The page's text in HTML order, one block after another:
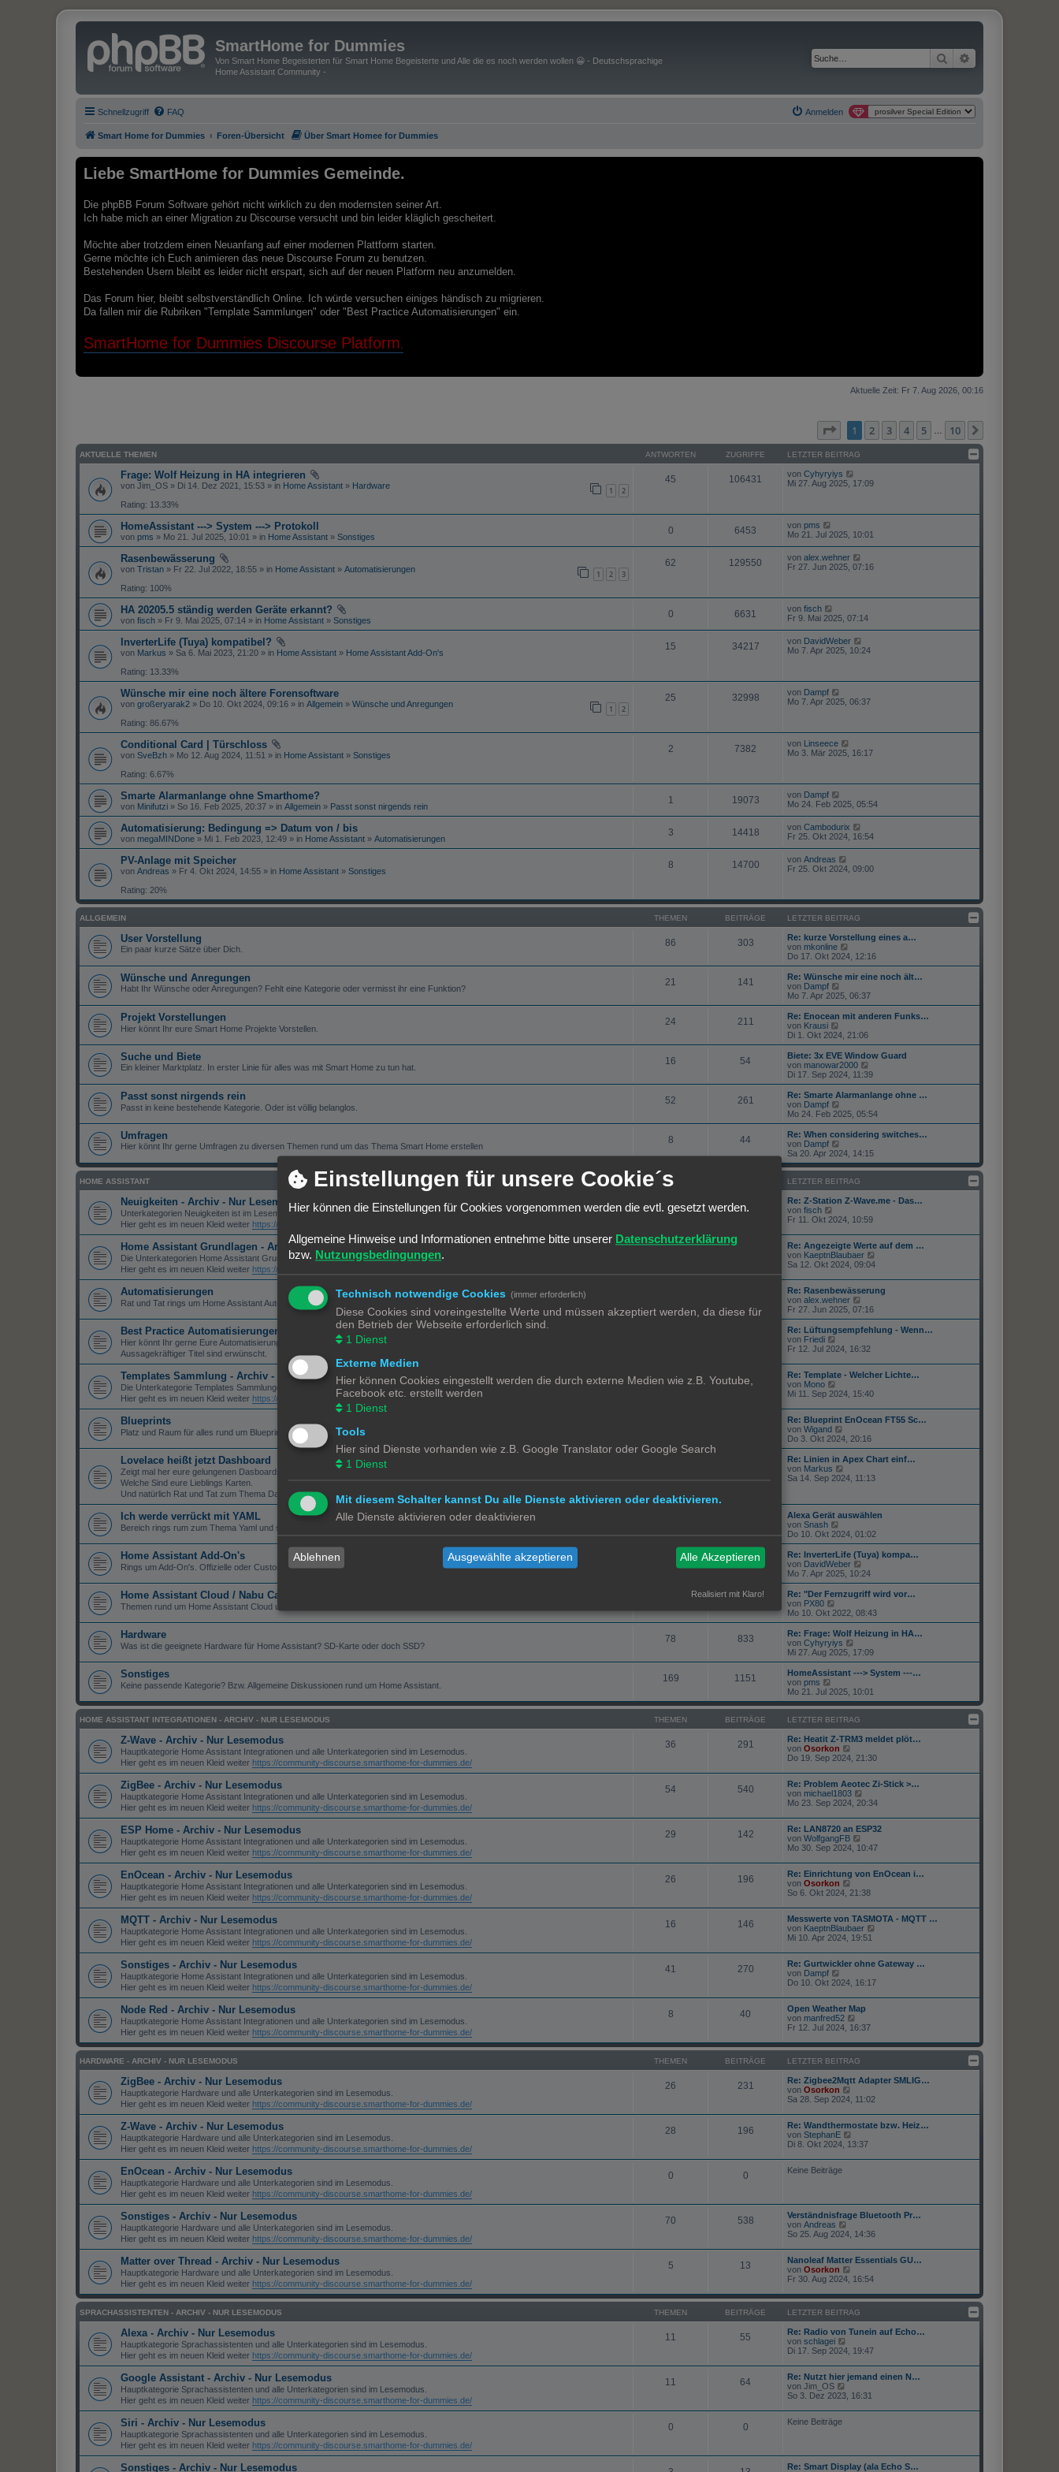
SmartHome for Dummies
Von Smart Home Begeisterten für Smart Home Begeisterte und Alle die es noch werden wollen 😀 - Deutschsprachige
Home Assistant Community -
Suche
Schnellzugriff FAQ Anmelden
Smart Home for Dummies Foren-Übersicht Über Smart Homee for Dummies
Liebe SmartHome for Dummies Gemeinde.
Die phpBB Forum Software gehört nicht wirklich zu den modernsten seiner Art.
Ich habe mich an einer Migration zu Discourse versucht und bin leider kläglich gescheitert.
Möchte aber trotzdem einen Neuanfang auf einer modernen Plattform starten.
Gerne möchte ich Euch animieren das neue Discourse Forum zu benutzen.
Bestehenden Usern bleibt es leider nicht erspart, sich auf der neuen Platform neu anzumelden.
Das Forum hier, bleibt selbstverständlich Online. Ich würde versuchen einiges händisch zu migrieren.
Da fallen mir die Rubriken "Template Sammlungen" oder "Best Practice Automatisierungen" ein.
SmartHome for Dummies Discourse Platform.
Aktuelle Zeit: Fr 7. Aug 2026, 00:16
Seite von10
1 2 3 4 5 10
AKTUELLE THEMEN ANTWORTEN ZUGRIFFE LETZTER BEITRAG
Frage: Wolf Heizung in HA integrieren
1 2
von Jim_OS » Di 14. Dez 2021, 15:53 » in Home Assistant » Hardware
Rating: 13.33%
45 106431 von Cyhyryiys
Mi 27. Aug 2025, 17:09
HomeAssistant ---> System ---> Protokoll
von pms » Mo 21. Jul 2025, 10:01 » in Home Assistant » Sonstiges
0 6453 von pms
Mo 21. Jul 2025, 10:01
Rasenbewässerung
1 2 3
von Tristan » Fr 22. Jul 2022, 18:55 » in Home Assistant » Automatisierungen
Rating: 100%
62 129550 von alex.wehner
Fr 27. Jun 2025, 07:16
HA 20205.5 ständig werden Geräte erkannt?
von fisch » Fr 9. Mai 2025, 07:14 » in Home Assistant » Sonstiges
0 6631 von fisch
Fr 9. Mai 2025, 07:14
InverterLife (Tuya) kompatibel?
von Markus » Sa 6. Mai 2023, 21:20 » in Home Assistant » Home Assistant Add-On's
Rating: 13.33%
15 34217 von DavidWeber
Mo 7. Apr 2025, 10:24
Wünsche mir eine noch ältere Forensoftware
1 2
von großeryarak2 » Do 10. Okt 2024, 09:16 » in Allgemein » Wünsche und Anregungen
Rating: 86.67%
25 32998 von Dampf
Mo 7. Apr 2025, 06:37
Conditional Card | Türschloss
von SveBzh » Mo 12. Aug 2024, 11:51 » in Home Assistant » Sonstiges
Rating: 6.67%
2 7382 von
Linseece
Mo 3. Mär 2025, 16:17
Smarte Alarmanlange ohne Smarthome?
von Minifutzi » So 16. Feb 2025, 20:37 » in Allgemein » Passt sonst nirgends rein
1 19073 von Dampf
Mo 24. Feb 2025, 05:54
Automatisierung: Bedingung => Datum von / bis
von megaMINDone » Mi 1. Feb 2023, 12:49 » in Home Assistant » Automatisierungen
3 14418 von Cambodurix
Fr 25. Okt 2024, 16:54
PV-Anlage mit Speicher
von Andreas » Fr 4. Okt 2024, 14:55 » in Home Assistant » Sonstiges
Rating: 20%
8 14700 von Andreas
Fr 25. Okt 2024, 09:00
ALLGEMEIN THEMEN BEITRÄGE LETZTER BEITRAG
User Vorstellung
Ein paar kurze Sätze über Dich.
86 303
Re: kurze Vorstellung eines a…
von mkonline
e
u
e
t
r
B
e
i
r
a
g
Do 17. Okt 2024, 12:16
Wünsche und Anregungen
Habt Ihr Wünsche oder Anregungen? Fehlt eine Kategorie oder vermisst ihr eine Funktion?
21 141
Re: Wünsche mir eine noch ält…
von Dampf
e
u
e
t
e
r
B
e
i
r
g
Mo 7. Apr 2025, 06:37
Projekt Vorstellungen
Hier könnt Ihr eure Smart Home Projekte Vorstellen.
24 211
Re: Enocean mit anderen Funks…
von Krausi
e
u
e
s
t
r
B
e
i
r
g
Di 1. Okt 2024, 21:06
Suche und Biete
Ein kleiner Marktplatz. In erster Linie für alles was mit Smart Home zu tun hat.
16 54
Biete: 3x EVE Window Guard
von manowar2000
e
u
e
t
B
e
i
t
Di 17. Sep 2024, 11:39
Passt sonst nirgends rein
Passt in keine bestehende Kategorie. Oder ist völlig belanglos.
52 261
Re: Smarte Alarmanlange ohne …
von Dampf
e
u
e
t
r
B
e
i
r
g
Mo 24. Feb 2025, 05:54
Umfragen
Hier könnt Ihr gerne Umfragen zu diversen Themen rund um das Thema Smart Home erstellen
8 44
Re: When considering switches…
von Dampf
e
u
e
s
t
e
B
i
t
r
a
Sa 20. Apr 2024, 14:15
HOME ASSISTANT THEMEN LETZTER BEITRAG
Neuigkeiten - Archiv - Nur Lesemodus
Unterkategorien Neuigkeiten ist im Lesemodus.
Hier geht es im neuen Kleid weiter https://community-discourse.smarthome-for-dummies.de/
24 123
Re: Z-Station Z-Wave.me - Das…
von fisch
e
e
s
t
e
e
i
t
a
g
Fr 11. Okt 2024, 10:59
Home Assistant Grundlagen - Archiv - Nur Lesemodus
Die Unterkategorien Home Assistant Grundlagen ist im Lesemodus.
Hier geht es im neuen Kleid weiter https://community-discourse.smarthome-f ... ndlagen/11
Re: Angezeigte Werte auf dem …
von KaeptnBlaubaer
e
s
r
B
a
Sa 12. Okt 2024, 09:04
Automatisierungen
Rat und Tat rings um Home Assistant Automationen.
Re: Rasenbewässerung
von alex.wehner
e
u
e
t
r
B
i
a
Fr 27. Jun 2025, 07:16
Best Practice Automatisierungen
Hier könnt Ihr gerne Eure Automatisierungen reinstellen, die Ihr gerne mit allen Teilen wollt. Einen kurze Beschreibung sowie ein
Aussagekräftiger Titel sind erwünscht.
Re: Lüftungsempfehlung - Wenn…
von Friedi
e
e
s
e
e
i
t
a
g
Fr 12. Jul 2024, 16:32
Templates Sammlung - Archiv - Nur Lesemodus
Die Unterkategorie Templates Sammlungen ist im Lesemodus.
Hier geht es im neuen Kleid weiter https://community-discourse.smarthome-f ... ammlung/12
27 171
Re: Template - Welcher Lichte…
von Mono
e
e
s
t
e
r
B
e
i
a
g
Mi 11. Sep 2024, 15:40
Blueprints
Platz und Raum für alles rund um Blueprints.
Re: Blueprint EnOcean FT55 Sc…
von Wigand
e
u
e
t
B
e
t
r
a
g
Do 3. Okt 2024, 20:16
Lovelace heißt jetzt Dashboard
Zeigt mal her eure gelungenen Dasboards.
Welche Sind eure Lieblings Karten.
Und natürlich Rat und Tat zum Thema Dashboard.
Re: Linien in Apex Chart einf…
von Markus
e
s
t
r
B
e
i
t
r
a
Sa 14. Sep 2024, 11:13
Ich werde verrückt mit YAML
Bereich rings rum zum Thema Yaml und seine Tücken.
Alexa Gerät auswählen
von Snash
e
u
e
s
t
B
e
i
r
a
g
Do 10. Okt 2024, 01:02
Home Assistant Add-On's
Rings um Add-On's. Offizielle oder Custom.
360
Re: InverterLife (Tuya) kompa…
von DavidWeber
e
u
e
t
r
B
e
i
r
g
Mo 7. Apr 2025, 10:24
Home Assistant Cloud / Nabu Casaa
Themen rund um Home Assistant Cloud und Nabu Casa.
34
Re: "Der Fernzugriff wird vor…
von PX80
e
u
e
s
t
r
B
e
i
t
r
g
Mo 10. Okt 2022, 08:43
Hardware
Was ist die geeignete Hardware für Home Assistant? SD-Karte oder doch SSD?
78 833
Re: Frage: Wolf Heizung in HA…
von Cyhyryiys
e
u
t
r
B
e
i
r
g
Mi 27. Aug 2025, 17:09
Sonstiges
Keine passende Kategorie? Bzw. Allgemeine Diskussionen rund um Home Assistant.
169 1151
HomeAssistant ---> System ---…
von pms
e
u
e
s
t
e
r
B
i
t
r
a
Mo 21. Jul 2025, 10:01
HOME ASSISTANT INTEGRATIONEN - ARCHIV - NUR LESEMODUS THEMEN BEITRÄGE LETZTER BEITRAG
Z-Wave - Archiv - Nur Lesemodus
Hauptkategorie Home Assistant Integrationen und alle Unterkategorien sind im Lesemodus.
Hier geht es im neuen Kleid weiter https://community-discourse.smarthome-for-dummies.de/
36 291
Re: Heatit Z-TRM3 meldet plöt…
von Osorkon
e
s
t
e
e
t
r
a
g
Do 19. Sep 2024, 21:30
ZigBee - Archiv - Nur Lesemodus
Hauptkategorie Home Assistant Integrationen und alle Unterkategorien sind im Lesemodus.
Hier geht es im neuen Kleid weiter https://community-discourse.smarthome-for-dummies.de/
54 540
Re: Problem Aeotec Zi-Stick >…
von michael1803
e
e
s
e
e
t
r
a
g
Mo 23. Sep 2024, 20:34
ESP Home - Archiv - Nur Lesemodus
Hauptkategorie Home Assistant Integrationen und alle Unterkategorien sind im Lesemodus.
Hier geht es im neuen Kleid weiter https://community-discourse.smarthome-for-dummies.de/
29 142
Re: LAN8720 an ESP32
von WolfgangFB
e
e
s
e
e
i
t
r
a
Mo 30. Sep 2024, 10:47
EnOcean - Archiv - Nur Lesemodus
Hauptkategorie Home Assistant Integrationen und alle Unterkategorien sind im Lesemodus.
Hier geht es im neuen Kleid weiter https://community-discourse.smarthome-for-dummies.de/
26 196
Re: Einrichtung von EnOcean i…
von Osorkon
e
e
s
t
e
e
t
r
a
g
So 6. Okt 2024, 21:38
MQTT - Archiv - Nur Lesemodus
Hauptkategorie Home Assistant Integrationen und alle Unterkategorien sind im Lesemodus.
Hier geht es im neuen Kleid weiter https://community-discourse.smarthome-for-dummies.de/
16 146
Messwerte von TASMOTA - MQTT …
von KaeptnBlaubaer
e
s
r
a
Mi 10. Apr 2024, 19:51
Sonstiges - Archiv - Nur Lesemodus
Hauptkategorie Home Assistant Integrationen und alle Unterkategorien sind im Lesemodus.
Hier geht es im neuen Kleid weiter https://community-discourse.smarthome-for-dummies.de/
41 270
Re: Gurtwickler ohne Gateway …
von Dampf
e
e
s
t
e
B
e
t
r
a
g
Do 10. Okt 2024, 16:17
Node Red - Archiv - Nur Lesemodus
Hauptkategorie Home Assistant Integrationen und alle Unterkategorien sind im Lesemodus.
Hier geht es im neuen Kleid weiter https://community-discourse.smarthome-for-dummies.de/
8 40
Open Weather Map
von manfred52
e
e
t
r
e
r
a
g
Fr 12. Jul 2024, 16:37
HARDWARE - ARCHIV - NUR LESEMODUS THEMEN BEITRÄGE LETZTER BEITRAG
ZigBee - Archiv - Nur Lesemodus
Hauptkategorie Hardware und alle Unterkategorien sind im Lesemodus.
Hier geht es im neuen Kleid weiter https://community-discourse.smarthome-for-dummies.de/
26 231
Re: Zigbee2Mqtt Adapter SMLIG…
von Osorkon
e
e
s
e
r
a
g
Sa 28. Sep 2024, 11:02
Z-Wave - Archiv - Nur Lesemodus
Hauptkategorie Hardware und alle Unterkategorien sind im Lesemodus.
Hier geht es im neuen Kleid weiter https://community-discourse.smarthome-for-dummies.de/
28 196
Re: Wandthermostate bzw. Heiz…
von StephanE
e
e
e
r
a
Di 8. Okt 2024, 13:37
EnOcean - Archiv - Nur Lesemodus
Hauptkategorie Hardware und alle Unterkategorien sind im Lesemodus.
Hier geht es im neuen Kleid weiter https://community-discourse.smarthome-for-dummies.de/
0 0 Keine Beiträge
Sonstiges - Archiv - Nur Lesemodus
Hauptkategorie Hardware und alle Unterkategorien sind im Lesemodus.
Hier geht es im neuen Kleid weiter https://community-discourse.smarthome-for-dummies.de/
70 538
Verständnisfrage Bluetooth Pr…
von Andreas
e
e
s
t
e
B
e
t
r
g
So 25. Aug 2024, 14:36
Matter over Thread - Archiv - Nur Lesemodus
Hauptkategorie Hardware und alle Unterkategorien sind im Lesemodus.
Hier geht es im neuen Kleid weiter https://community-discourse.smarthome-for-dummies.de/
5 13
Nanoleaf Matter Essentials GU…
von Osorkon
e
e
t
r
e
r
a
g
Fr 30. Aug 2024, 16:54
SPRACHASSISTENTEN - ARCHIV - NUR LESEMODUS THEMEN BEITRÄGE LETZTER BEITRAG
Alexa - Archiv - Nur Lesemodus
Hauptkategorie Sprachassistenten und alle Unterkategorien sind im Lesemodus.
Hier geht es im neuen Kleid weiter https://community-discourse.smarthome-for-dummies.de/
11 55
Re: Radio von Tunein auf Echo…
von schlagei
e
e
s
e
r
a
Di 17. Sep 2024, 19:47
Google Assistant - Archiv - Nur Lesemodus
Hauptkategorie Sprachassistenten und alle Unterkategorien sind im Lesemodus.
Hier geht es im neuen Kleid weiter https://community-discourse.smarthome-for-dummies.de/
11 64
Re: Nutzt hier jemand einen N…
von Jim_OS
e
e
So 3. Dez 2023, 16:31
Siri - Archiv - Nur Lesemodus
Hauptkategorie Sprachassistenten und alle Unterkategorien sind im Lesemodus.
Hier geht es im neuen Kleid weiter https://community-discourse.smarthome-for-dummies.de/
0 0 Keine Beiträge
Sonstiges - Archiv - Nur Lesemodus
Re: Smart Display (ala Echo S…
Einstellungen für unsere Cookie´s
Hier können die Einstellungen für Cookies vorgenommen werden die evtl. gesetzt werden.
Allgemeine Hinweise und Informationen entnehme bitte unserer Datenschutzerklärung
bzw. Nutzungsbedingungen.
Technisch notwendige Cookies (immer erforderlich)
Diese Cookies sind voreingestellte Werte und müssen akzeptiert werden, da diese für
den Betrieb der Webseite erforderlich sind.
1 Dienst
Externe Medien
Hier können Cookies eingestellt werden die durch externe Medien wie z.B. Youtube,
Facebook etc. erstellt werden
1 Dienst
Tools
Hier sind Dienste vorhanden wie z.B. Google Translator oder Google Search
1 Dienst
Mit diesem Schalter kannst Du alle Dienste aktivieren oder deaktivieren.
Alle Dienste aktivieren oder deaktivieren
Ablehnen Ausgewählte akzeptieren Alle Akzeptieren
Realisiert mit Klaro!